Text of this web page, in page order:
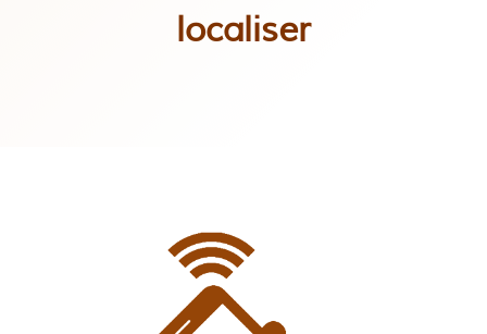
localiser